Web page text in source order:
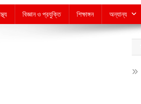
বিজ্ঞান ও প্রযুক্তি শিক্ষাঙ্গন অন্যান্য